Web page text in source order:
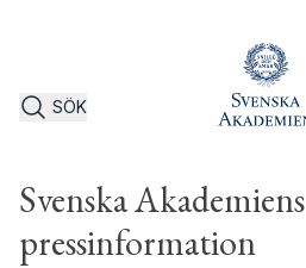
SÖK
Svenska Akademiens
pressinformation